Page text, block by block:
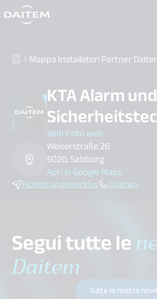
search.label
Mappa Installatori Partner
KTA Alarm und
Vedi il sito web
Weiserstraße 26
5020, Salzburg
Apri in Google Maps
Richiedi un preventivo Chiamaci
Segui tutte le
Daitem
Tutte le nostre